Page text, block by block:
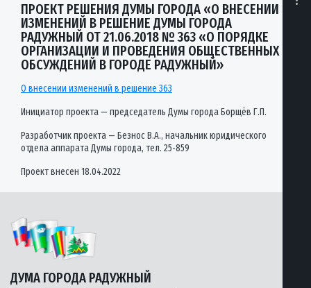
ПРОЕКТ РЕШЕНИЯ ДУМЫ ГОРОДА «О ВНЕСЕНИИ
ИЗМЕНЕНИЙ В РЕШЕНИЕ ДУМЫ ГОРОДА
РАДУЖНЫЙ ОТ 21.06.2018 № 363 «О ПОРЯДКЕ
ОРГАНИЗАЦИИ И ПРОВЕДЕНИЯ ОБЩЕСТВЕННЫХ
ОБСУЖДЕНИЙ В ГОРОДЕ РАДУЖНЫЙ»
О внесении изменений в решение 363
Инициатор проекта — председатель Думы города Борщёв Г.П.
Разработчик проекта — Безнос В.А., начальник юридического
отдела аппарата Думы города, тел. 25-859
Проект внесен 18.04.2022
ДУМА ГОРОДА РАДУЖНЫЙ